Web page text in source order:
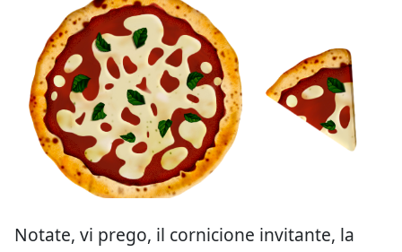
Notate, vi prego, il cornicione invitante, la